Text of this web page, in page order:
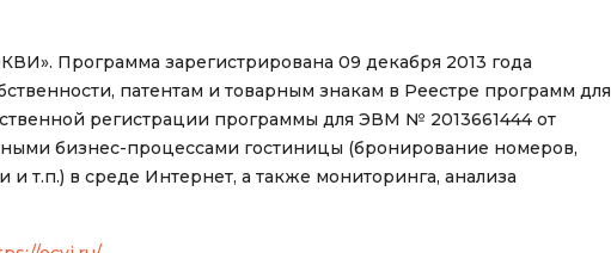
Программа зарегистрирована 09 декабря 2013 года
патентам и товарным знакам в Реестре программ для
регистрации программы для ЭВМ № 2013661444 от
бизнес-процессами гостиницы (бронирование номеров,
и т.п.) в среде Интернет, а также мониторинга, анализа